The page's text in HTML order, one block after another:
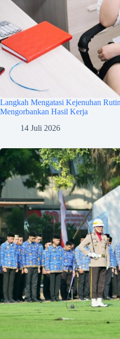
Langkah Mengatasi Kejenuhan
Mengorbankan Hasil Kerja
14 Juli 2026